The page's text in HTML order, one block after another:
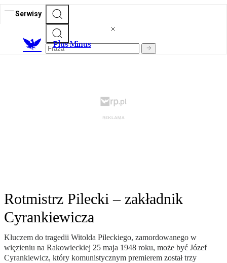
Serwisy
Plus Minus
Rotmistrz Pilecki – zakładnik
Cyrankiewicza
Kluczem do tragedii Witolda Pileckiego, zamordowanego w
więzieniu na Rakowieckiej 25 maja 1948 roku, może być Józef
Cyrankiewicz, który komunistycznym premierem został trzy